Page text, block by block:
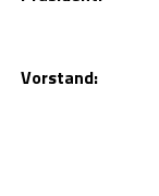
Vorstand: